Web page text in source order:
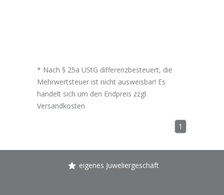
* Nach § 25a UStG differenzbesteuert, die
Mehrwertsteuer ist nicht ausweisbar! Es
handelt sich um den Endpreis zzgl.
Versandkosten
1
eigenes Juweliergeschäft